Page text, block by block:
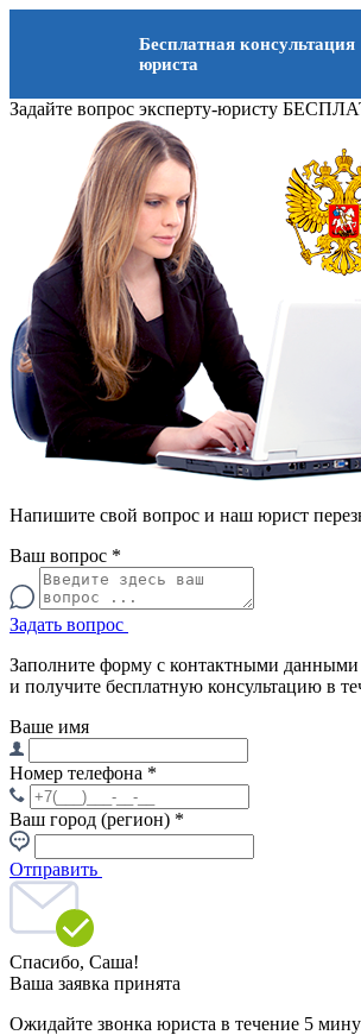
Бесплатная консультация
юриста
Задайте вопрос эксперту-юристу
Напишите свой вопрос и наш юрист
Ваш вопрос *
Задать вопрос
Заполните форму с контактными данными
и получите бесплатную консультацию в
Ваше имя
Номер телефона *
Ваш город (регион) *
Отправить
Спасибо, Саша!
Ваша заявка принята
Ожидайте звонка юриста в течение 5